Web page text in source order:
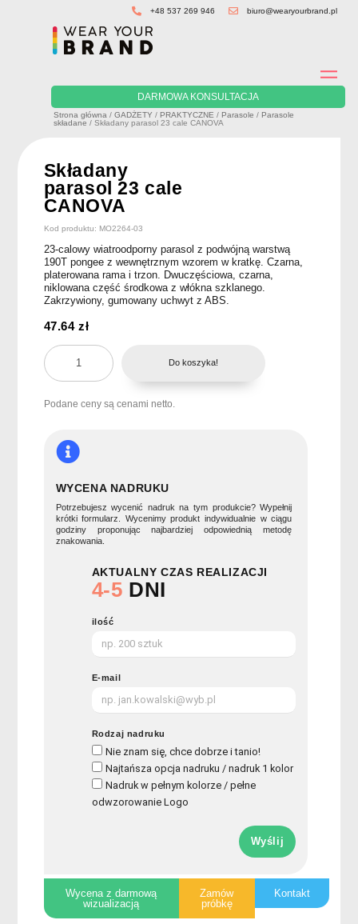
+48 537 269 946 biuro@wearyourbrand.pl
DARMOWA KONSULTACJA
Strona główna /GADŻETY / PRAKTYCZNE / Parasole / Parasole
składane / Składany parasol 23 cale CANOVA
Składany
parasol 23 cale
CANOVA
Kod produktu: MO2264-03
23-calowy wiatroodporny parasol z podwójną warstwą
190T pongee z wewnętrznym wzorem w kratkę. Czarna,
platerowana rama i trzon. Dwuczęściowa, czarna,
niklowana część środkowa z włókna szklanego.
Zakrzywiony, gumowany uchwyt z ABS.
47.64zł
ilość
Składany
parasol
23
Do koszyka!
Podane ceny są cenami netto.
WYCENA NADRUKU
Potrzebujesz wycenić nadruk na tym produkcie? Wypełnij
krótki formularz. Wycenimy produkt indywidualnie w ciągu
godziny proponując najbardziej odpowiednią metodę
znakowania.
AKTUALNY CZAS REALIZACJI
4-5 DNI
ilość
E-mail
Rodzaj nadruku
Nie znam się, chce dobrze i tanio!
Najtańsza opcja nadruku / nadruk 1 kolor
Nadruk w pełnym kolorze / pełne
odwzorowanie Logo
Wyślij
Wycena z darmową
wizualizacją
Zamów
próbkę
Kontakt